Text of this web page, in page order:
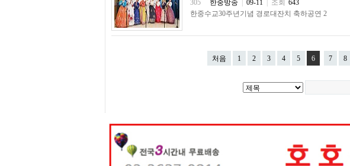
올
리
는
법
대
출
후
305
한중방송 09-11 조회 643
한중수교30주년기념 경로대잔치 축하공연 2
처음 1 2 3 4 5 6 7 8